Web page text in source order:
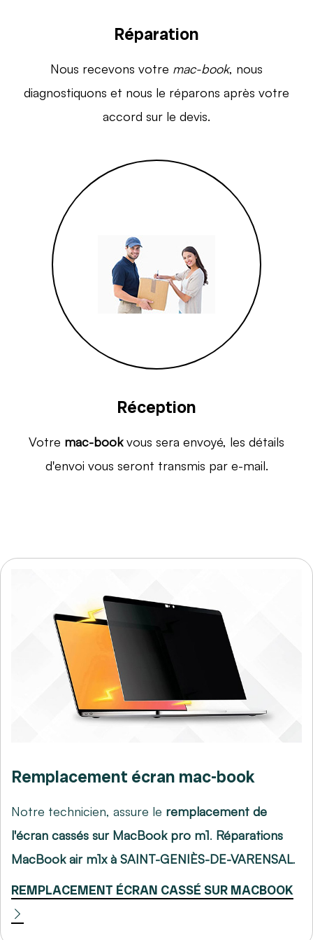
Réparation
Nous recevons votre mac-book, nous
diagnostiquons et nous le réparons après votre
accord sur le devis.
Réception
Votre mac-bookvous sera envoyé, les détails
d'envoi vous seront transmis par e-mail.
Remplacement écran mac-book
Notre technicien, assure le remplacement de
l'écran cassés sur MacBook pro m1. Réparations
MacBook air m1x à SAINT-GENIÈS-DE-VARENSAL.
REMPLACEMENT ÉCRAN CASSÉ SUR MACBOOK